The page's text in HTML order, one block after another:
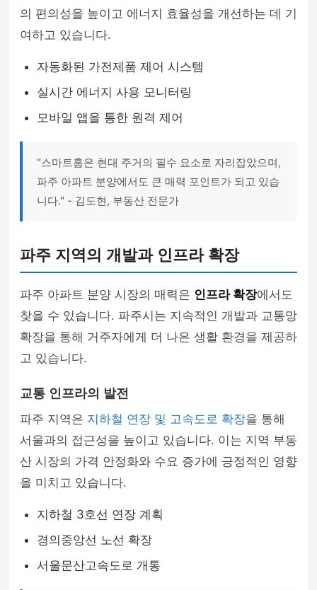
의 편의성을 높이고 에너지 효율성을 개선하는 데 기
여하고 있습니다.
자동화된 가전제품 제어 시스템
실시간 에너지 사용 모니터링
모바일 앱을 통한 원격 제어
"스마트홈은 현대 주거의 필수 요소로 자리잡았으며,
파주 아파트 분양에서도 큰 매력 포인트가 되고 있습
니다." - 김도현, 부동산 전문가
파주 지역의 개발과 인프라 확장
파주 아파트 분양 시장의 매력은 인프라 확장에서도
찾을 수 있습니다. 파주시는 지속적인 개발과 교통망
확장을 통해 거주자에게 더 나은 생활 환경을 제공하
고 있습니다.
교통 인프라의 발전
파주 지역은 지하철 연장 및 고속도로 확장을 통해
서울과의 접근성을 높이고 있습니다. 이는 지역 부동
산 시장의 가격 안정화와 수요 증가에 긍정적인 영향
을 미치고 있습니다.
지하철 3호선 연장 계획
경의중앙선 노선 확장
서울문산고속도로 개통